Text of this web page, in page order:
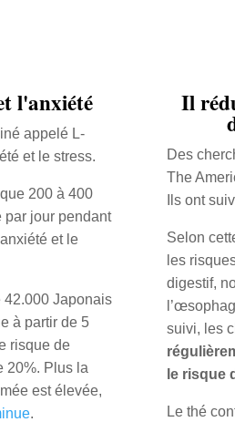
l'anxiété
appelé L-
et le stress.
200 à 400
par jour pendant
et le
42.000 Japonais
à partir de 5
risque de
20%. Plus la
est élevée,
.
Il
Des
The
Ils ont
Selon
les
digestif,
suivi, les
le risque
Le thé